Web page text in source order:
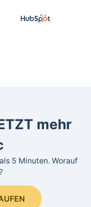
mehr
5 Minuten. Worauf